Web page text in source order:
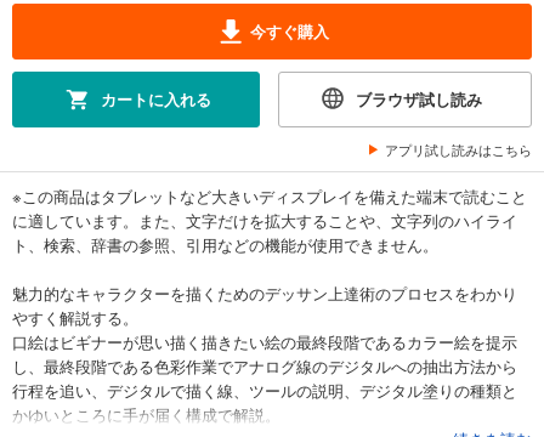
今すぐ購入
カートに入れる ブラウザ試し読み
アプリ試し読みはこちら
※この商品はタブレットなど大きいディスプレイを備えた端末で読むこと
に適しています。また、文字だけを拡大することや、文字列のハイライ
ト、検索、辞書の参照、引用などの機能が使用できません。
魅力的なキャラクターを描くためのデッサン上達術のプロセスをわかり
やすく解説する。
口絵はビギナーが思い描く描きたい絵の最終段階であるカラー絵を提示
し、最終段階である色彩作業でアナログ線のデジタルへの抽出方法から
行程を追い、デジタルで描く線、ツールの説明、デジタル塗りの種類と
かゆいところに手が届く構成で解説。